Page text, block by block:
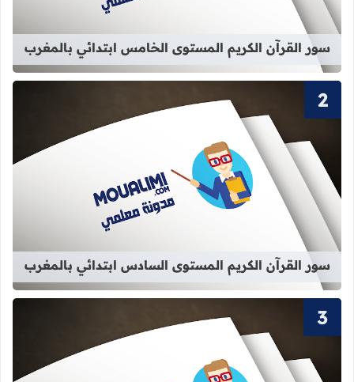
سور القرآن الكريم المستوى الخامس ابتدائي بالمغرب
قراءة المزيد عن سور القرآن
سور القرآن الكريم المستوى السادس ابتدائي بالمغرب